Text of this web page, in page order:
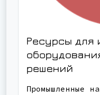
Ресурсы для
решений
Промышленные